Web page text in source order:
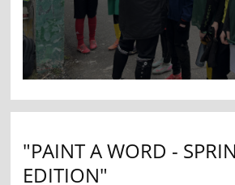
"PAINT A WORD -
EDITION"